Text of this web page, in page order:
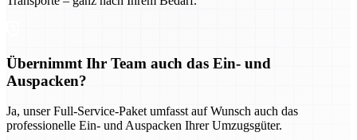
Übernimmt Ihr Team auch das Ein- und
Auspacken?
Ja, unser Full-Service-Paket umfasst auf Wunsch auch das
professionelle Ein- und Auspacken Ihrer Umzugsgüter.